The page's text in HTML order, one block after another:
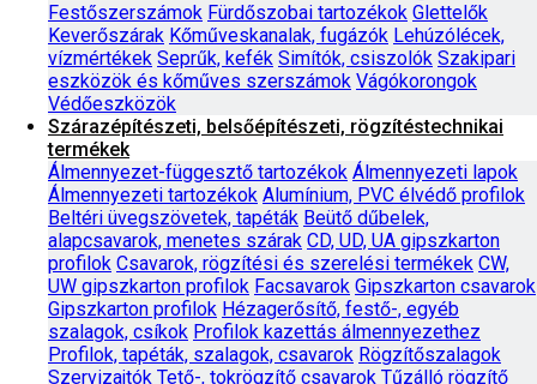
Festőszerszámok Fürdőszobai tartozékok Glettelők
Keverőszárak Kőműveskanalak, fugázók Lehúzólécek,
vízmértékek Seprűk, kefék Simítók, csiszolók Szakipari
eszközök és kőműves szerszámok Vágókorongok
Védőeszközök
Szárazépítészeti, belsőépítészeti, rögzítéstechnikai
termékek
Álmennyezet-függesztő tartozékok Álmennyezeti lapok
Álmennyezeti tartozékok Alumínium, PVC élvédő profilok
Beltéri üvegszövetek, tapéták Beütő dűbelek,
alapcsavarok, menetes szárak CD, UD, UA gipszkarton
profilok Csavarok, rögzítési és szerelési termékek CW,
UW gipszkarton profilok Facsavarok Gipszkarton csavarok
Gipszkarton profilok Hézagerősítő, festő-, egyéb
szalagok, csíkok Profilok kazettás álmennyezethez
Profilok, tapéták, szalagok, csavarok Rögzítőszalagok
Szervizajtók Tető-, tokrögzítő csavarok Tűzálló rögzítő